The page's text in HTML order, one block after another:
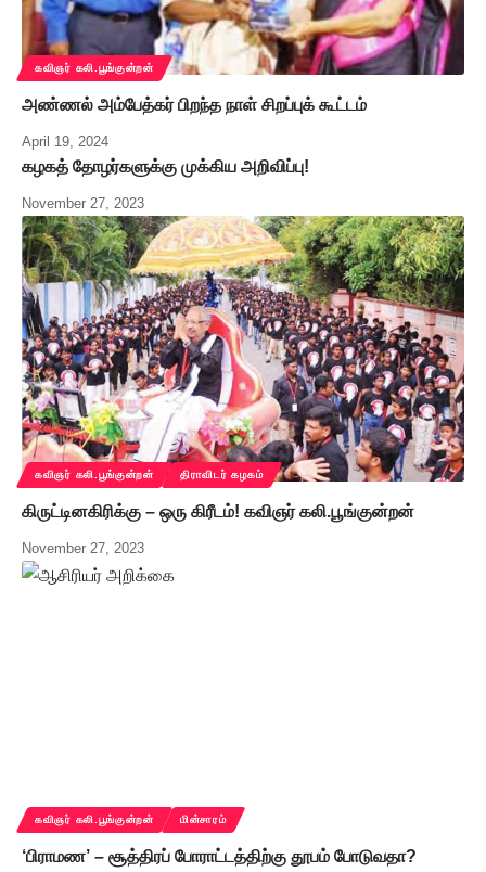
கவிஞர் கலி.பூங்குன்றன்
அண்ணல் அம்பேத்கர் பிறந்த நாள் சிறப்புக் கூட்டம்
April 19, 2024
கழகத் தோழர்களுக்கு முக்கிய அறிவிப்பு!
November 27, 2023
கவிஞர் கலி.பூங்குன்றன் திராவிடர் கழகம்
கிருட்டினகிரிக்கு – ஒரு கிரீடம்! கவிஞர் கலி.பூங்குன்றன்
November 27, 2023
கவிஞர் கலி.பூங்குன்றன் மின்சாரம்
‘பிராமண’ – சூத்திரப் போராட்டத்திற்கு தூபம் போடுவதா?